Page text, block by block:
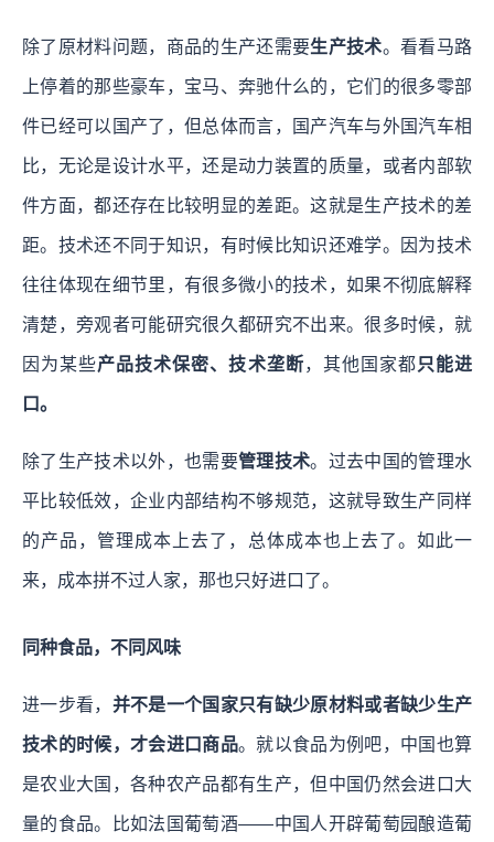
除了原材料问题，商品的生产还需要生产技术。看看马路
上停着的那些豪车，宝马、奔驰什么的，它们的很多零部
件已经可以国产了，但总体而言，国产汽车与外国汽车相
比，无论是设计水平，还是动力装置的质量，或者内部软
件方面，都还存在比较明显的差距。这就是生产技术的差
距。技术还不同于知识，有时候比知识还难学。因为技术
往往体现在细节里，有很多微小的技术，如果不彻底解释
清楚，旁观者可能研究很久都研究不出来。很多时候，就
因为某些产品技术保密、技术垄断，其他国家都只能进
口。
除了生产技术以外，也需要管理技术。过去中国的管理水
平比较低效，企业内部结构不够规范，这就导致生产同样
的产品，管理成本上去了，总体成本也上去了。如此一
来，成本拼不过人家，那也只好进口了。
同种食品，不同风味
进一步看， 并不是一个国家只有缺少原材料或者缺少生产
技术的时候，才会进口商品。就以食品为例吧，中国也算
是农业大国，各种农产品都有生产，但中国仍然会进口大
量的食品。比如法国葡萄酒——中国人开辟葡萄园酿造葡